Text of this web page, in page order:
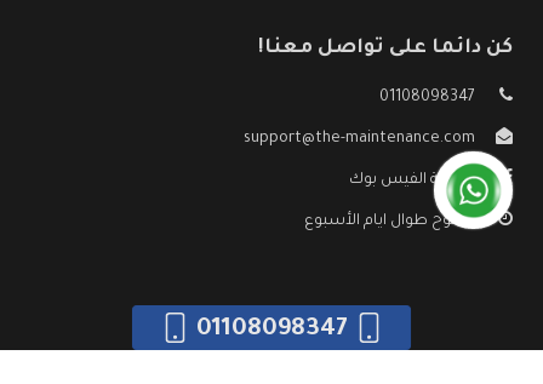
كن دائما على تواصل معنا!
01108098347
support@the-maintenance.com
صفحة الفيس بوك
مفتوح طوال ايام الأسبوع
01108098347